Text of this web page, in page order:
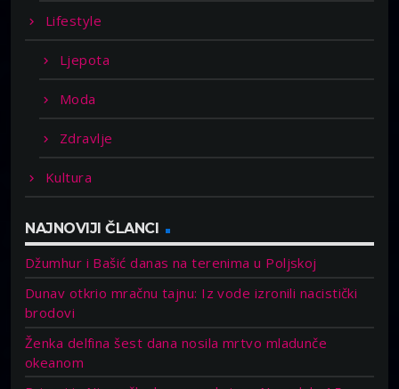
Lifestyle
Ljepota
Moda
Zdravlje
Kultura
NAJNOVIJI ČLANCI
Džumhur i Bašić danas na terenima u Poljskoj
Dunav otkrio mračnu tajnu: Iz vode izronili nacistički
brodovi
Ženka delfina šest dana nosila mrtvo mladunče
okeanom